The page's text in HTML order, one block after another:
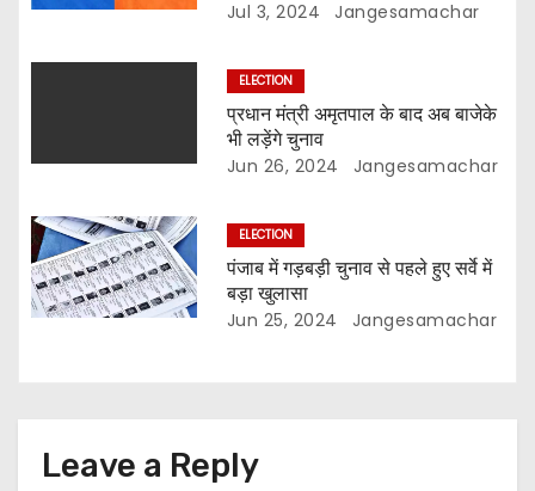
शामिल
Jul 3, 2024 Jangesamachar
ELECTION
प्रधान मंत्री अमृतपाल के बाद अब बाजेके
भी लड़ेंगे चुनाव
Jun 26, 2024 Jangesamachar
ELECTION
पंजाब में गड़बड़ी चुनाव से पहले हुए सर्वे में
बड़ा खुलासा
Jun 25, 2024 Jangesamachar
Leave a Reply